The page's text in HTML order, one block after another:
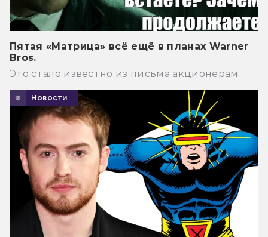
Пятая «Матрица» всё ещё в планах Warner
Bros.
Это стало известно из письма акционерам.
Новости